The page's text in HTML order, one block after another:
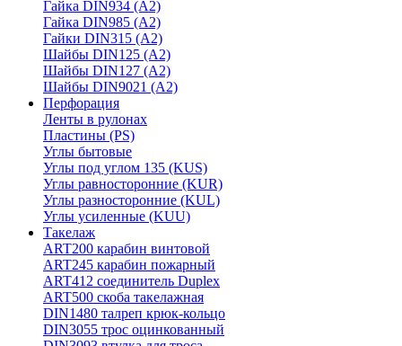
Гайка DIN934 (A2)
Гайка DIN985 (A2)
Гайки DIN315 (A2)
Шайбы DIN125 (A2)
Шайбы DIN127 (A2)
Шайбы DIN9021 (A2)
Перфорация
Ленты в рулонах
Пластины (PS)
Углы бытовые
Углы под углом 135 (KUS)
Углы равносторонние (KUR)
Углы разносторонние (KUL)
Углы усиленные (KUU)
Такелаж
ART200 карабин винтовой
ART245 карабин пожарный
ART412 соединитель Duplex
ART500 скоба такелажная
DIN1480 талреп крюк-кольцо
DIN3055 трос оцинкованный